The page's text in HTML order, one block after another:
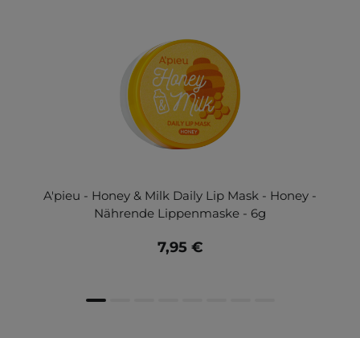
A'pieu - Honey & Milk Daily Lip Mask - Honey -
Nährende Lippenmaske - 6g
7,95 €